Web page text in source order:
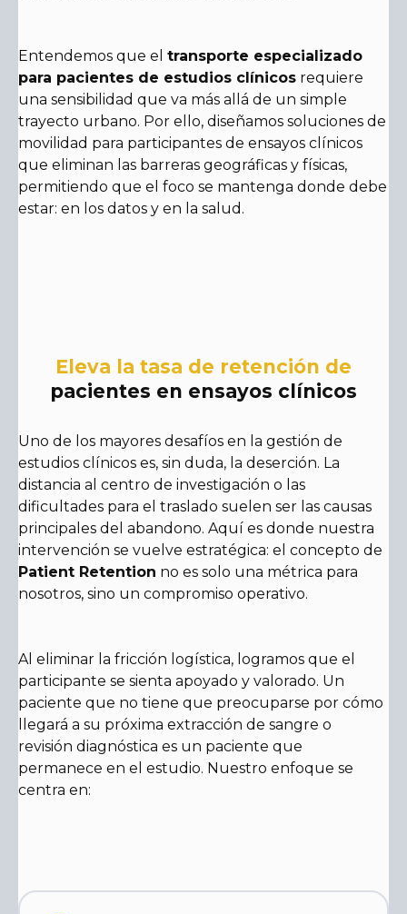
Entendemos que el transporte especializado
para pacientes de estudios clínicos requiere
una sensibilidad que va más allá de un simple
trayecto urbano. Por ello, diseñamos soluciones de
movilidad para participantes de ensayos clínicos
que eliminan las barreras geográficas y físicas,
permitiendo que el foco se mantenga donde debe
estar: en los datos y en la salud.
Eleva la tasa de retención de
pacientes en ensayos clínicos
Uno de los mayores desafíos en la gestión de
estudios clínicos es, sin duda, la deserción. La
distancia al centro de investigación o las
dificultades para el traslado suelen ser las causas
principales del abandono. Aquí es donde nuestra
intervención se vuelve estratégica: el concepto de
Patient Retention no es solo una métrica para
nosotros, sino un compromiso operativo.
Al eliminar la fricción logística, logramos que el
participante se sienta apoyado y valorado. Un
paciente que no tiene que preocuparse por cómo
llegará a su próxima extracción de sangre o
revisión diagnóstica es un paciente que
permanece en el estudio. Nuestro enfoque se
centra en: